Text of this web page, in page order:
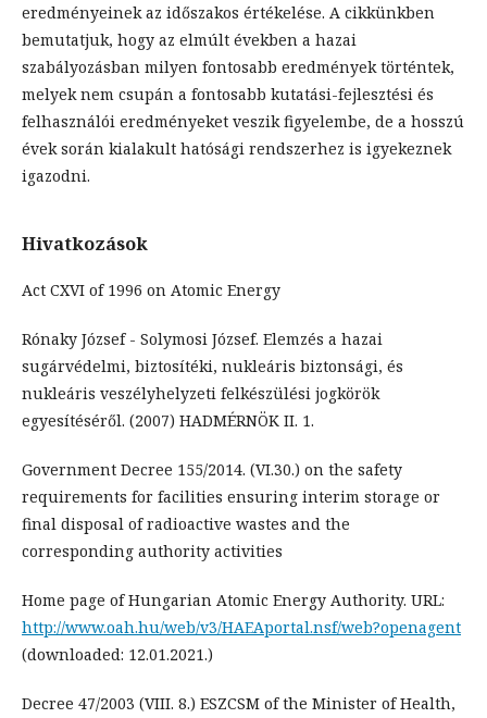
eredményeinek az időszakos értékelése. A cikkünkben
bemutatjuk, hogy az elmúlt években a hazai
szabályozásban milyen fontosabb eredmények történtek,
melyek nem csupán a fontosabb kutatási-fejlesztési és
felhasználói eredményeket veszik figyelembe, de a hosszú
évek során kialakult hatósági rendszerhez is igyekeznek
igazodni.
Hivatkozások
Act CXVI of 1996 on Atomic Energy
Rónaky József - Solymosi József. Elemzés a hazai
sugárvédelmi, biztosítéki, nukleáris biztonsági, és
nukleáris veszélyhelyzeti felkészülési jogkörök
egyesítéséről. (2007) HADMÉRNÖK II. 1.
Government Decree 155/2014. (VI.30.) on the safety
requirements for facilities ensuring interim storage or
final disposal of radioactive wastes and the
corresponding authority activities
Home page of Hungarian Atomic Energy Authority. URL:
http://www.oah.hu/web/v3/HAEAportal.nsf/web?openagent
(downloaded: 12.01.2021.)
Decree 47/2003 (VIII. 8.) ESZCSM of the Minister of Health,